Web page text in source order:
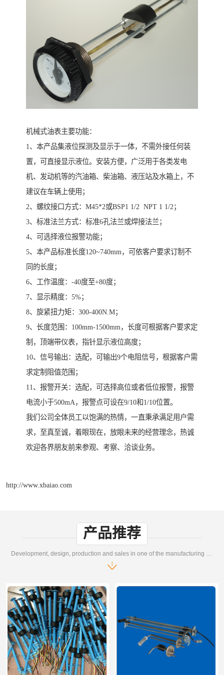
机械式油表主要功能：
1、本产品集液位探测及显示于一体，不需外接任何装
置，可直接显示液位。安装方便，广泛用于各类发电
机、发动机等的汽油箱、柴油箱、液压站及水箱上，不
建议在车辆上使用；
2、螺纹接口方式：M45*2或BSP1 1/2 NPT 1 1/2；
3、标准法兰方式：标准6孔法兰或焊接法兰；
4、可选择液位报警功能；
5、本产品标准长度120~740mm，可依客户要求订制不
同的长度；
6、工作温度：-40度至+80度；
7、显示精度：5%；
8、旋紧扭力矩：300-400N.M；
9、长度范围：100mm-1500mm，长度可根据客户要求定
制，顶端带仪表，指针显示液位高度；
10、信号输出：选配，可输出9个电阻信号，根据客户需
求定制阻值范围；
11、报警开关：选配，可选择高位或者低位报警，报警
电流小于500mA，报警点可设在9/10和1/10位置。
我们公司全体员工以饱满的热情，一直秉承满足用户需
求，至真至诚，着眼现在，放眼未来的经营理念，热诚
欢迎各界朋友前来参观、考察、洽谈业务。
http://www.xbaiao.com
产品推荐